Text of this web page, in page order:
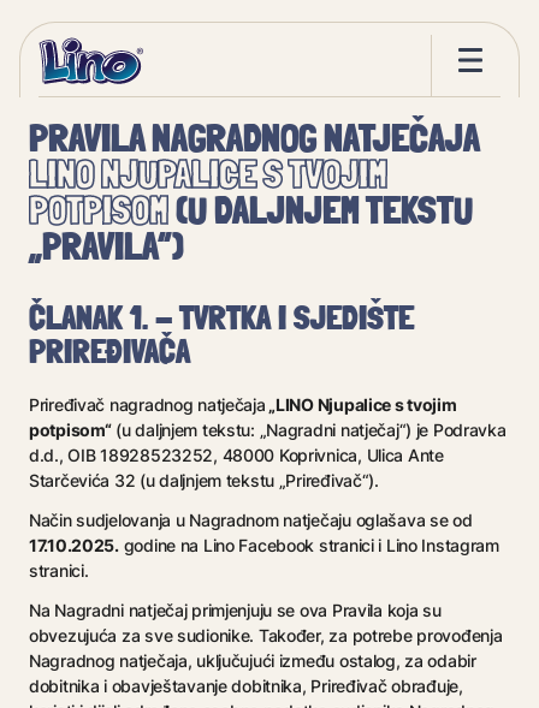
PRAVILA NAGRADNOG NATJEČAJA
LINO NJUPALICE S TVOJIM
POTPISOM(U DALJNJEM TEKSTU
„PRAVILA“)
ČLANAK 1. - TVRTKA I SJEDIŠTE
PRIREĐIVAČA
Priređivač nagradnog natječaja „LINO Njupalice s tvojim
potpisom“(u daljnjem tekstu: „Nagradni natječaj“) je Podravka
d.d., OIB 18928523252, 48000 Koprivnica, Ulica Ante
Starčevića 32 (u daljnjem tekstu „Priređivač“).
Način sudjelovanja u Nagradnom natječaju oglašava se od
17.10.2025.godine na Lino Facebook stranici i Lino Instagram
stranici.
Na Nagradni natječaj primjenjuju se ova Pravila koja su
obvezujuća za sve sudionike. Također, za potrebe provođenja
Nagradnog natječaja, uključujući između ostalog, za odabir
dobitnika i obavještavanje dobitnika, Priređivač obrađuje,